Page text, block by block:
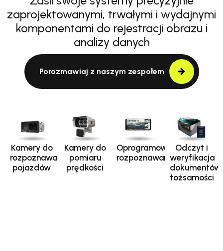
zaprojektowanymi, trwałymi i wydajnymi
komponentami do rejestracji obrazu i
analizy danych
Porozmawiaj z naszym zespołem
Kamery do
rozpoznawania
pojazdów
Kamery do
pomiaru
prędkości
Oprogramowanie
rozpoznawania
Odczyt i
weryfikacja
dokumentów
tożsamości